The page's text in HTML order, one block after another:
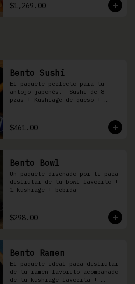
$1,269.00
Bento Sushi
El paquete perfecto para tu
antojo japonés.  Sushi de 8
pzas + Kushiage de queso +
$461.00
Bento Bowl
Un paquete diseñado por ti para
disfrutar de tu bowl favorito +
1 kushiage + bebida
$298.00
Bento Ramen
El paquete ideal para disfrutar
de tu ramen favorito acompañado
de tu kushiage favorita +